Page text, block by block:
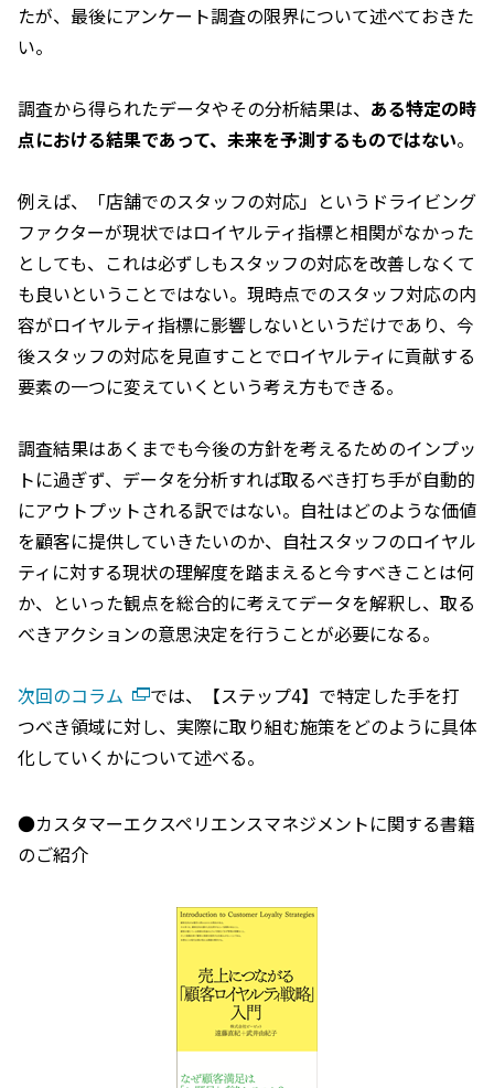
たが、最後にアンケート調査の限界について述べておきた
い。
調査から得られたデータやその分析結果は、 ある特定の時
点における結果であって、未来を予測するものではない。
例えば、「店舗でのスタッフの対応」というドライビング
ファクターが現状ではロイヤルティ指標と相関がなかった
としても、これは必ずしもスタッフの対応を改善しなくて
も良いということではない。現時点でのスタッフ対応の内
容がロイヤルティ指標に影響しないというだけであり、今
後スタッフの対応を見直すことでロイヤルティに貢献する
要素の一つに変えていくという考え方もできる。
調査結果はあくまでも今後の方針を考えるためのインプッ
トに過ぎず、データを分析すれば取るべき打ち手が自動的
にアウトプットされる訳ではない。自社はどのような価値
を顧客に提供していきたいのか、自社スタッフのロイヤル
ティに対する現状の理解度を踏まえると今すべきことは何
か、といった観点を総合的に考えてデータを解釈し、取る
べきアクションの意思決定を行うことが必要になる。
次回のコラム
では、【ステップ4】で特定した手を打
つべき領域に対し、実際に取り組む施策をどのように具体
化していくかについて述べる。
●カスタマーエクスペリエンスマネジメントに関する書籍
のご紹介